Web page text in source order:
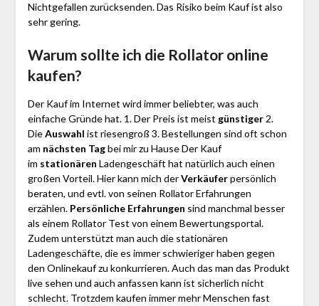
Nichtgefallen zurücksenden. Das Risiko beim Kauf ist also
sehr gering.
Warum sollte ich die Rollator online
kaufen?
Der Kauf im Internet wird immer beliebter, was auch
einfache Gründe hat. 1. Der Preis ist meist günstiger2.
DieAuswahl ist riesengroß 3. Bestellungen sind oft schon
am nächsten Tagbei mir zu Hause Der Kauf
im stationären Ladengeschäft hat natürlich auch einen
großen Vorteil. Hier kann mich derVerkäuferpersönlich
beraten, und evtl. von seinen Rollator Erfahrungen
erzählen. Persönliche Erfahrungen sind manchmal besser
als einem Rollator Test von einem Bewertungsportal.
Zudem unterstützt man auch die stationären
Ladengeschäfte, die es immer schwieriger haben gegen
den Onlinekauf zu konkurrieren. Auch das man das Produkt
live sehen und auch anfassen kann ist sicherlich nicht
schlecht. Trotzdem kaufen immer mehr Menschen fast